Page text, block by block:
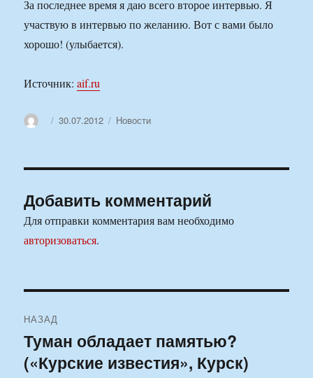
За последнее время я даю всего второе интервью. Я
участвую в интервью по желанию. Вот с вами было
хорошо! (улыбается).
Источник:aif.ru
АвторОпубликовано
30.07.2012 Рубрики
Новости
Добавить комментарий
Для отправки комментария вам необходимо
авторизоваться.
по
записям
НАЗАД
Предыдущая
запись:
Туман обладает памятью?
(«Курские известия», Курск)